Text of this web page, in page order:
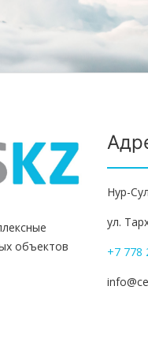
объектов
Нур-
ул.
+7 778